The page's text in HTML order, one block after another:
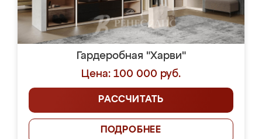
Гардеробная "Харви"
Цена: 100 000 руб.
РАССЧИТАТЬ
ПОДРОБНЕЕ